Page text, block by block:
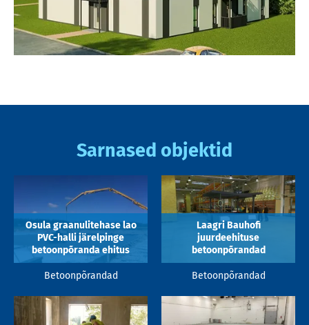
Sarnased objektid
Osula graanulitehase lao
PVC-halli järelpinge
betoonpõranda ehitus
Betoonpõrandad
Laagri Bauhofi
juurdeehituse
betoonpõrandad
Betoonpõrandad